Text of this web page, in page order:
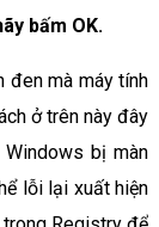
bấm OK.
đen mà máy tính
ở trên này đây
bị màn
lỗi lại xuất hiện